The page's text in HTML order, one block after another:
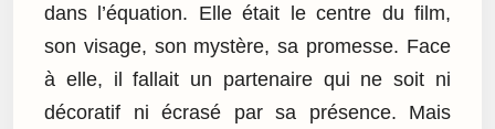
dans l’équation. Elle était le centre du film,
son visage, son mystère, sa promesse. Face
à elle, il fallait un partenaire qui ne soit ni
décoratif ni écrasé par sa présence. Mais